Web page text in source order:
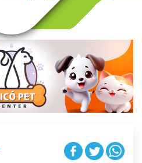
v
g
t
i
o
n